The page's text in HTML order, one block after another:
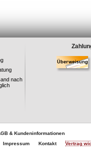
nach
& Kundeninformationen
Impressum Kontakt Vertrag